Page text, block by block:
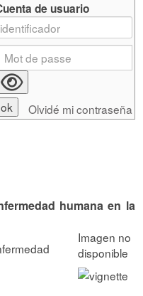
humana en la
de usuario
Olvidé mi contraseña